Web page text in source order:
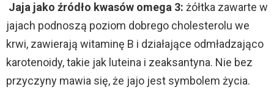
Jaja jako źródło kwasów omega 3: żółtka zawarte w
jajach podnoszą poziom dobrego cholesterolu we
krwi, zawierają witaminę B i działające odmładzająco
karotenoidy, takie jak luteina i zeaksantyna. Nie bez
przyczyny mawia się, że jajo jest symbolem życia.